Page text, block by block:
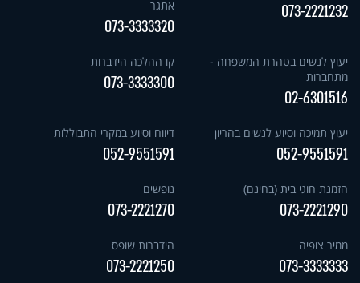
073-2221232
אתגר
073-3333320
יעוץ לנשים בטהרת המשפחה -
מתחברות
02-6301516
קו ההלכה הידברות
073-3333300
יעוץ תמיכה וסיוע לנשים בהריון
052-9551591
דיווח וסיוע במקרי התבוללות
052-9551591
הזמנת חוגי בית (בחינם)
073-2221290
נופשים
073-2221270
ממיר צופיה
073-3333333
הידברות שופס
073-2221250